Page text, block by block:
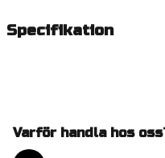
Specifikation
Varför handla hos